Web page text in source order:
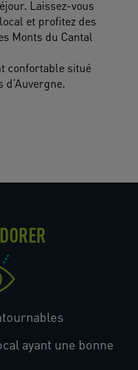
Laissez-vous
et profitez des
Monts du Cantal
confortable situé
ayant une bonne